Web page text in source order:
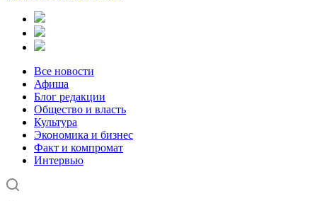
Все новости
Афиша
Блог редакции
Общество и власть
Культура
Экономика и бизнес
Факт и компромат
Интервью